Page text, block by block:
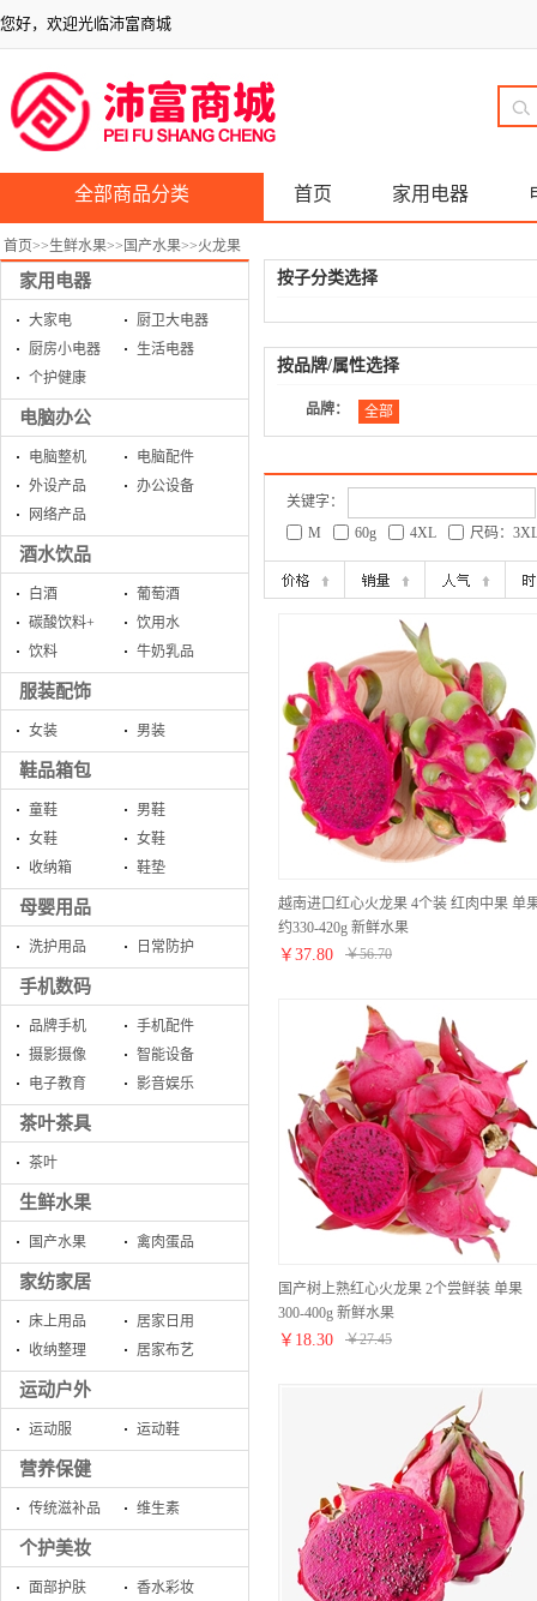
您好，欢迎光临沛富商城
全部商品分类 首页 家用电器
首页>>生鲜水果>> 国产水果>>火龙果
家用电器
大家电
厨卫大电器
厨房小电器
生活电器
个护健康
电脑办公
电脑整机
电脑配件
外设产品
办公设备
网络产品
酒水饮品
白酒
葡萄酒
碳酸饮料+
饮用水
饮料
牛奶乳品
服装配饰
女装 男装
鞋品箱包
童鞋
男鞋
女鞋
女鞋
收纳箱
鞋垫
母婴用品
洗护用品 日常防护
手机数码
品牌手机
手机配件
摄影摄像
智能设备
电子教育
影音娱乐
茶叶茶具
茶叶
生鲜水果
国产水果 禽肉蛋品
家纺家居
床上用品
居家日用
收纳整理
居家布艺
运动户外
运动服 运动鞋
营养保健
传统滋补品 维生素
个护美妆
面部护肤
香水彩妆
按子分类选择
按品牌/属性选择
品牌： 全部
关键字：
M
60g 4XL 尺码：
越南进口红心火龙果 4个装 红肉中果 单
约330-420g 新鲜水果
￥ 37.80 ￥56.70
国产树上熟红心火龙果 2个尝鲜装 单果
300-400g 新鲜水果
￥ 18.30 ￥27.45